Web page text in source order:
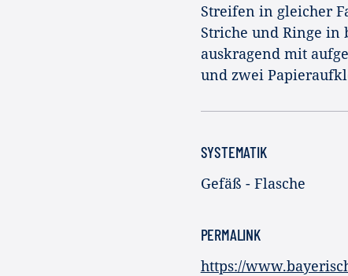
Streifen in gleicher
Striche und Ringe
auskragend mit
und zwei
SYSTEMATIK
Gefäß - Flasche
PERMALINK
https://